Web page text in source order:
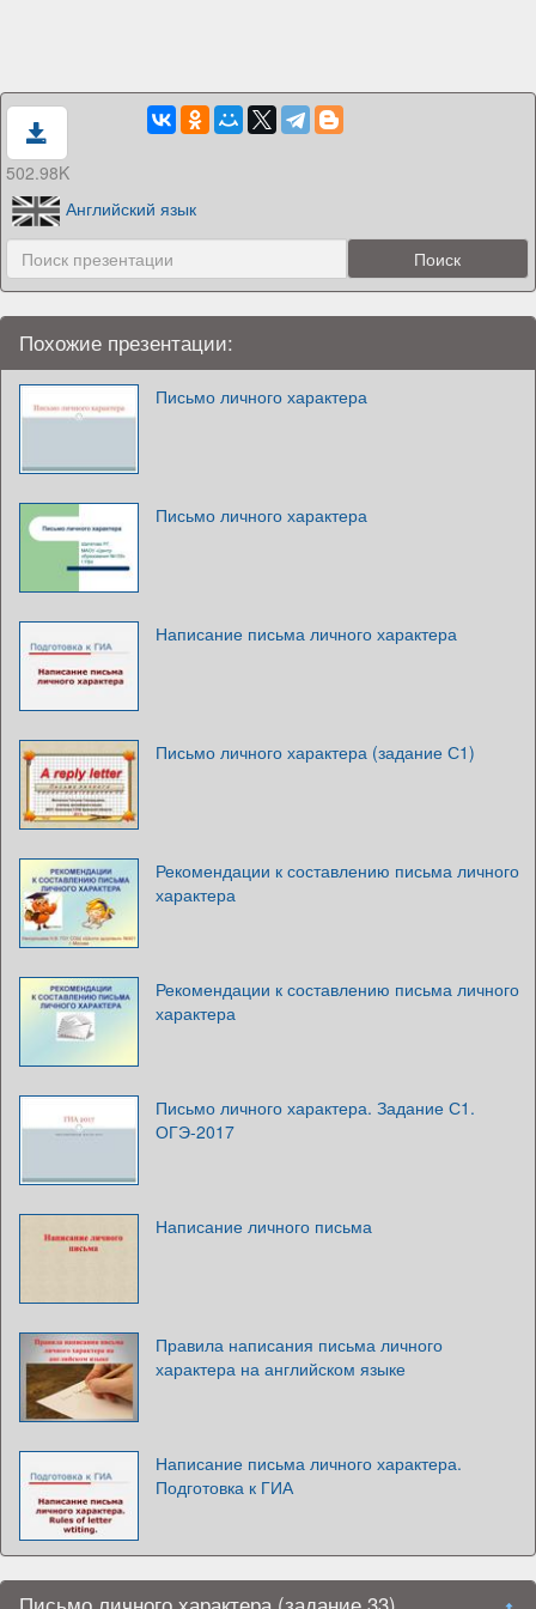
502.98K
Английский язык
Похожие презентации:
Письмо личного характера
Письмо личного характера
Написание письма личного характера
Письмо личного характера (задание С1)
Рекомендации к составлению письма личного
характера
Рекомендации к составлению письма личного
характера
Письмо личного характера. Задание С1.
ОГЭ-2017
Написание личного письма
Правила написания письма личного
характера на английском языке
Написание письма личного характера.
Подготовка к ГИА